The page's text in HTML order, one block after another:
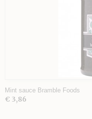
Mint sauce Bramble Foods
€ 3,86